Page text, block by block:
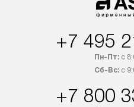
+7 495
Пн-Пт:с
Сб-Вс:с
+7 800